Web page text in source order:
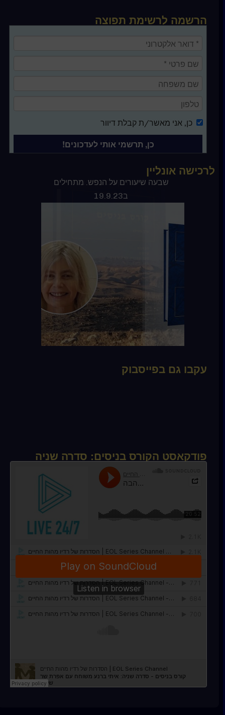
הרשמה לרשימת תפוצה
כן, אני מאשר/ת קבלת דיוור
לרכישה אונליין
שבעה שיעורים על הנפש. מתחילים
ב19.9.23
ספר קורס בניסים
עקבו גם בפייסבוק
פודקאסט הקורס בניסים: סדרה שניה